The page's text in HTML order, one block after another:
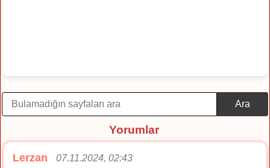
Ara
Yorumlar
Lerzan 07.11.2024, 02:43